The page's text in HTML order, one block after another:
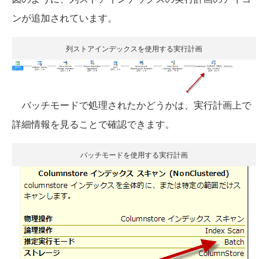
ンが追加されています。
列ストアインデックスを使用する実行計画
バッチモードで処理されたかどうかは、実行計画上で
詳細情報を見ることで確認できます。
バッチモードを使用する実行計画